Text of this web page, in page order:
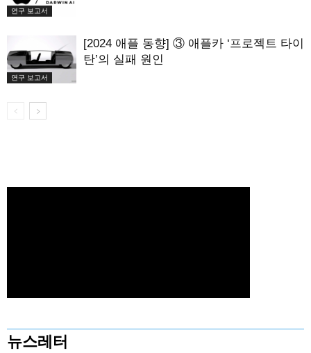
연구 보고서
연구 보고서
[2024 애플 동향] ③ 애플카 ‘프로젝트 타이
탄’의 실패 원인
뉴스레터